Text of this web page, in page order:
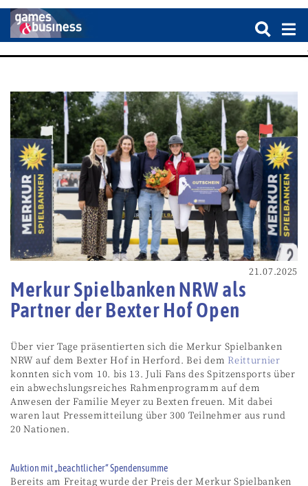
21.07.2025
Merkur Spielbanken NRW als
Partner der Bexter Hof Open
Über vier Tage präsentierten sich die Merkur Spielbanken
NRW auf dem Bexter Hof in Herford. Bei dem Reitturnier
konnten sich vom 10. bis 13. Juli Fans des Spitzensports über
ein abwechslungsreiches Rahmenprogramm auf dem
Anwesen der Familie Meyer zu Bexten freuen. Mit dabei
waren laut Pressemitteilung über 300 Teilnehmer aus rund
20 Nationen.
Auktion mit „beachtlicher“ Spendensumme
Bereits am Freitag wurde der Preis der Merkur Spielbanken